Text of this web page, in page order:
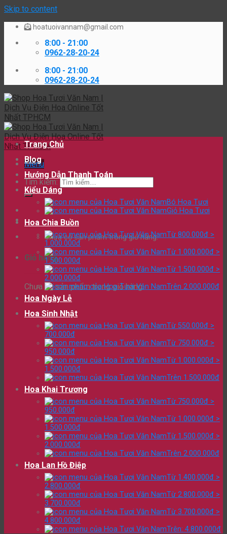
Skip to content
hoatuoivannam@gmail.com
8:00 - 21:00
0962-28-20-24
8:00 - 21:00
0962-28-20-24
Menu
Tìm kiếm:
Chưa có sản phẩm trong giỏ hàng.
Giỏ hàng
Chưa có sản phẩm trong giỏ hàng.
Trang Chủ
Blog
Hướng Dẫn Thanh Toán
Kiểu Dáng
Bó Hoa Tươi
Giỏ Hoa Tươi
Hoa Chia Buồn
Từ 800.000đ >
1.000.000đ
Từ 1.000.000đ >
1.500.000đ
Từ 1.500.000đ >
2.000.000đ
Trên 2.000.000đ
Hoa Ngày Lễ
Hoa Sinh Nhật
Từ 550.000đ >
700.000đ
Từ 750.000đ >
950.000đ
Từ 1.000.000đ >
1.500.000đ
Trên 1.500.000đ
Hoa Khai Trương
Từ 750.000đ >
950.000đ
Từ 1.000.000đ >
1.500.000đ
Từ 1.500.000đ >
2.000.000đ
Trên 2.000.000đ
Hoa Lan Hồ Điệp
Từ 1.400.000đ >
2.800.000đ
Từ 2.800.000đ >
3.700.000đ
Từ 3.700.000đ >
4.800.000đ
Trên: 4.800.000đ